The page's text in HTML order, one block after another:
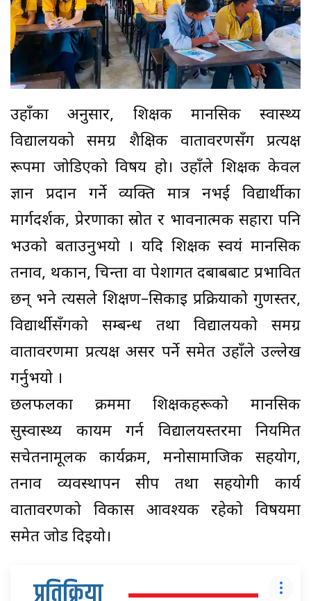
उहाँका अनुसार, शिक्षक मानसिक स्वास्थ्य
विद्यालयको समग्र शैक्षिक वातावरणसँग प्रत्यक्ष
रूपमा जोडिएको विषय हो। उहाँले शिक्षक केवल
ज्ञान प्रदान गर्ने व्यक्ति मात्र नभई विद्यार्थीका
मार्गदर्शक, प्रेरणाका स्रोत र भावनात्मक सहारा पनि
भउको बताउनुभयो । यदि शिक्षक स्वयं मानसिक
तनाव, थकान, चिन्ता वा पेशागत दबाबबाट प्रभावित
छन् भने त्यसले शिक्षण–सिकाइ प्रक्रियाको गुणस्तर,
विद्यार्थीसँगको सम्बन्ध तथा विद्यालयको समग्र
वातावरणमा प्रत्यक्ष असर पर्ने समेत उहाँले उल्लेख
गर्नुभयो ।
छलफलका क्रममा शिक्षकहरूको मानसिक
सुस्वास्थ्य कायम गर्न विद्यालयस्तरमा नियमित
सचेतनामूलक कार्यक्रम, मनोसामाजिक सहयोग,
तनाव व्यवस्थापन सीप तथा सहयोगी कार्य
वातावरणको विकास आवश्यक रहेको विषयमा
समेत जोड दिइयो।